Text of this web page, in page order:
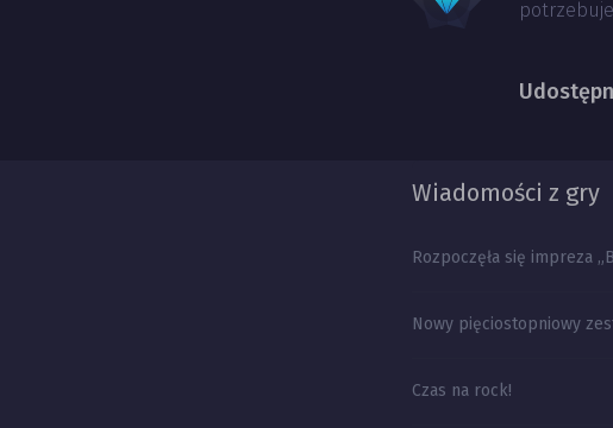
Wiadomości z gry
Rozpoczęła się impreza
Nowy pięciostopniowy
Czas na rock!